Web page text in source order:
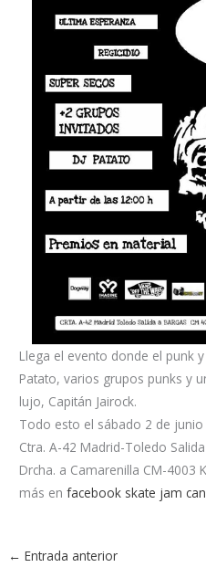
Llega el evento donde el punk
Patato, varios grupos punks y
lujo, Capitán Jairock.
Todo esto el sábado 2 de junio
Ctra. A-42 Madrid-Toledo
Drcha. a Camarenilla CM-4003
más enfacebook skate jam
← Entrada anterior